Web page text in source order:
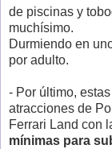
de piscinas y
muchísimo.
Durmiendo en
por adulto.
- Por último,
atracciones de
Ferrari Land con
mínimas para